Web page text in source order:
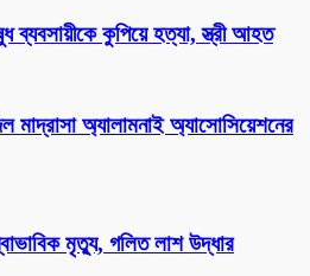
ব্যবসায়ীকে কুপিয়ে হত্যা, স্ত্রী আহত
অ্যালামনাই অ্যাসোসিয়েশনের
মৃত্যু, গলিত লাশ উদ্ধার